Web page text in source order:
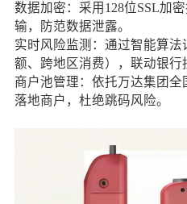
数据加密：采用128位SSL加
输，防范数据泄露。
实时风险监测：通过智能算
额、跨地区消费），联动银行
商户池管理：依托万达集团
落地商户，杜绝跳码风险。